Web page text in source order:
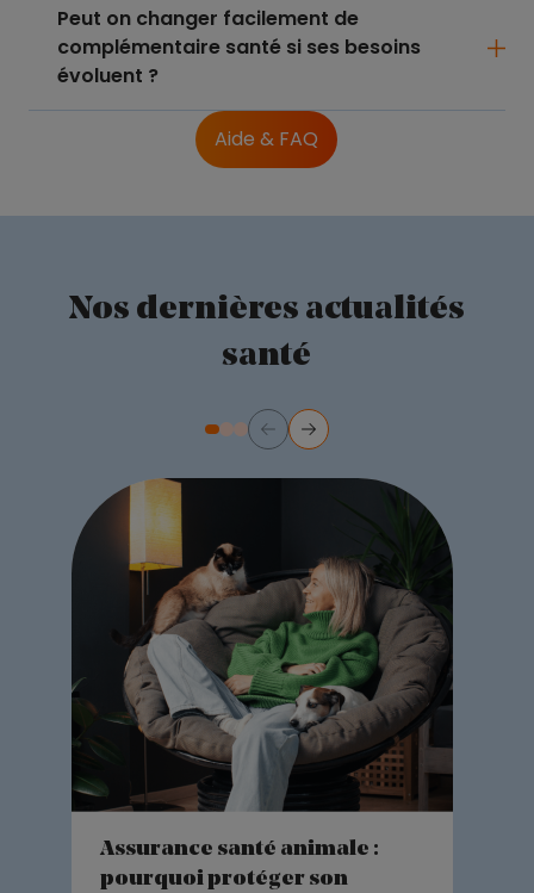
Peut on changer facilement de
complémentaire santé si ses besoins
évoluent ?
Aide & FAQ
Nos dernières actualités
santé
Diapositive numéro 1
Diapositive numéro 2
Diapositive numéro 3
Précédent
Suivant
Assurance santé animale :
pourquoi protéger son